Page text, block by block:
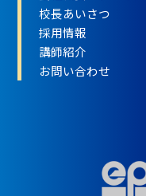
校長あいさつ
採用情報
講師紹介
お問い合わせ